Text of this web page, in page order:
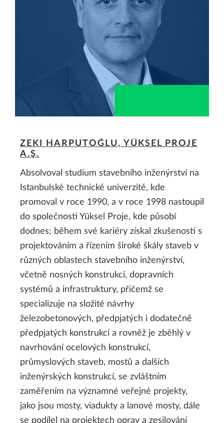
ZEKI HARPUTOĞLU, YÜKSEL PROJE
A.Ş.
Absolvoval studium stavebního inženýrství na
Istanbulské technické univerzitě, kde
promoval v roce 1990, a v roce 1998 nastoupil
do společnosti Yüksel Proje, kde působí
dodnes; během své kariéry získal zkušenosti s
projektováním a řízením široké škály staveb v
různých oblastech stavebního inženýrství,
včetně nosných konstrukcí, dopravních
systémů a infrastruktury, přičemž se
specializuje na složité návrhy
železobetonových, předpjatých i dodatečně
předpjatých konstrukcí a rovněž je zběhlý v
navrhování ocelových konstrukcí,
průmyslových staveb, mostů a dalších
inženýrských konstrukcí, se zvláštním
zaměřením na významné veřejné projekty,
jako jsou mosty, viadukty a lanové mosty, dále
se podílel na projektech oprav a zesilování